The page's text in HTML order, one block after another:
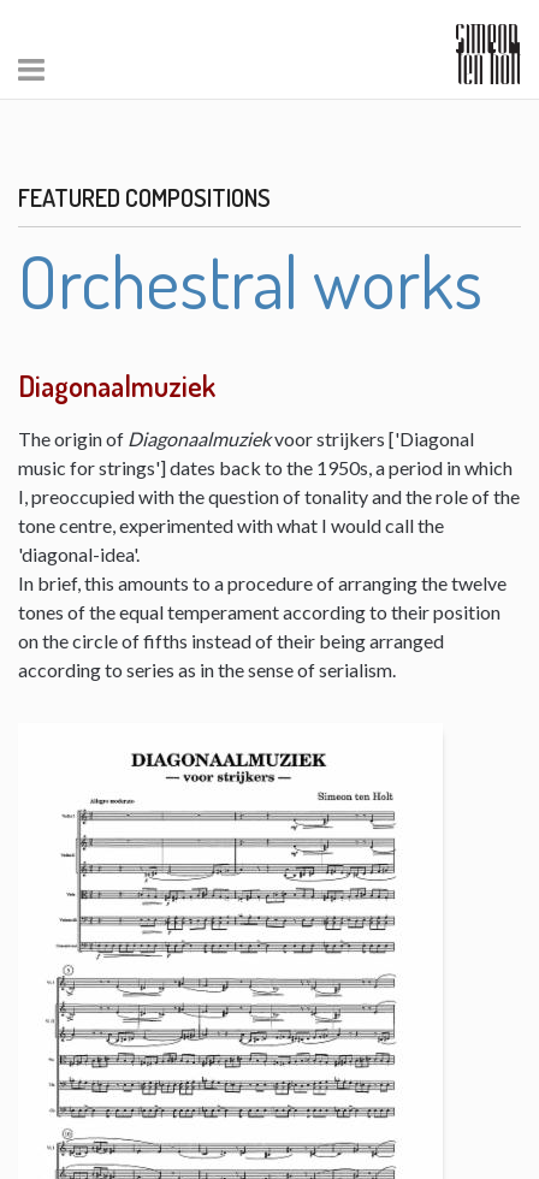
FEATURED COMPOSITIONS
Orchestral works
Diagonaalmuziek
The origin of Diagonaalmuziekvoor strijkers ['Diagonal
music for strings'] dates back to the 1950s, a period in which
I, preoccupied with the question of tonality and the role of the
tone centre, experimented with what I would call the
'diagonal-idea'.
In brief, this amounts to a procedure of arranging the twelve
tones of the equal temperament according to their position
on the circle of fifths instead of their being arranged
according to series as in the sense of serialism.